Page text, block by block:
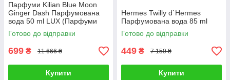
Парфуми Kilian Blue Moon
Ginger Dash Парфумована
вода 50 ml LUX (Парфуми
Кіліан Блю Мун Джинджер
Даш Жіночі)
Готово до відправки
699 ₴ 11 666 ₴
Купити
Hermes Twilly d`Hermes
Парфумована вода 85 ml
Готово до відправки
449 ₴ 7 159 ₴
Купити